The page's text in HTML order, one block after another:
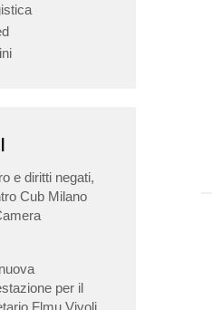
e diritti negati,
Cub Milano
per il